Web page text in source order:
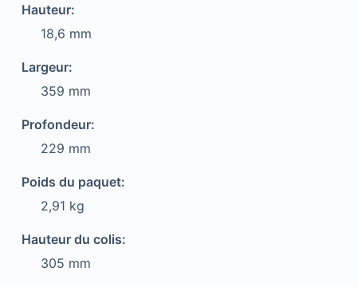
Hauteur:
18,6 mm
Largeur:
359 mm
Profondeur:
229 mm
Poids du paquet:
2,91 kg
Hauteur du colis:
305 mm